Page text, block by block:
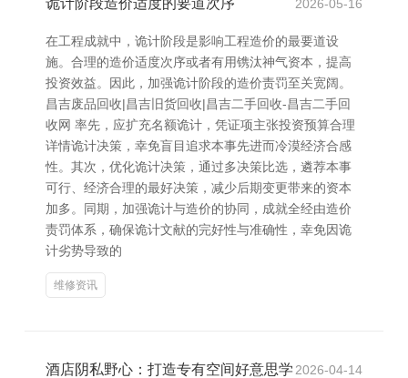
诡计阶段造价适度的要道次序 2026-05-16
在工程成就中，诡计阶段是影响工程造价的最要道设
施。合理的造价适度次序或者有用镌汰神气资本，提高
投资效益。因此，加强诡计阶段的造价责罚至关宽阔。
昌吉废品回收|昌吉旧货回收|昌吉二手回收-昌吉二手回
收网 率先，应扩充名额诡计，凭证项主张投资预算合理
详情诡计决策，幸免盲目追求本事先进而冷漠经济合感
性。其次，优化诡计决策，通过多决策比选，遴荐本事
可行、经济合理的最好决策，减少后期变更带来的资本
加多。同期，加强诡计与造价的协同，成就全经由造价
责罚体系，确保诡计文献的完好性与准确性，幸免因诡
计劣势导致的
维修资讯
酒店阴私野心：打造专有空间好意思学 2026-04-14